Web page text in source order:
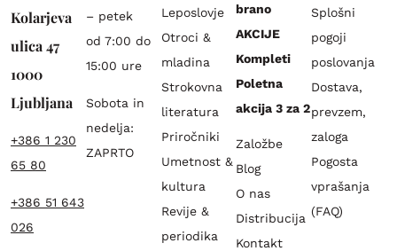
Kolarjeva
ulica 47
1000
Ljubljana
+386 1 230
65 80
+386 51 643
026
– petek
od 7:00 do
15:00 ure
Sobota in
nedelja:
ZAPRTO
Leposlovje
Otroci &
mladina
Strokovna
literatura
Priročniki
Umetnost &
kultura
Revije &
periodika
brano
AKCIJE
Kompleti
Poletna
akcija 3 za 2
Založbe
Blog
O nas
Distribucija
Kontakt
Splošni
pogoji
poslovanja
Dostava,
prevzem,
zaloga
Pogosta
vprašanja
(FAQ)